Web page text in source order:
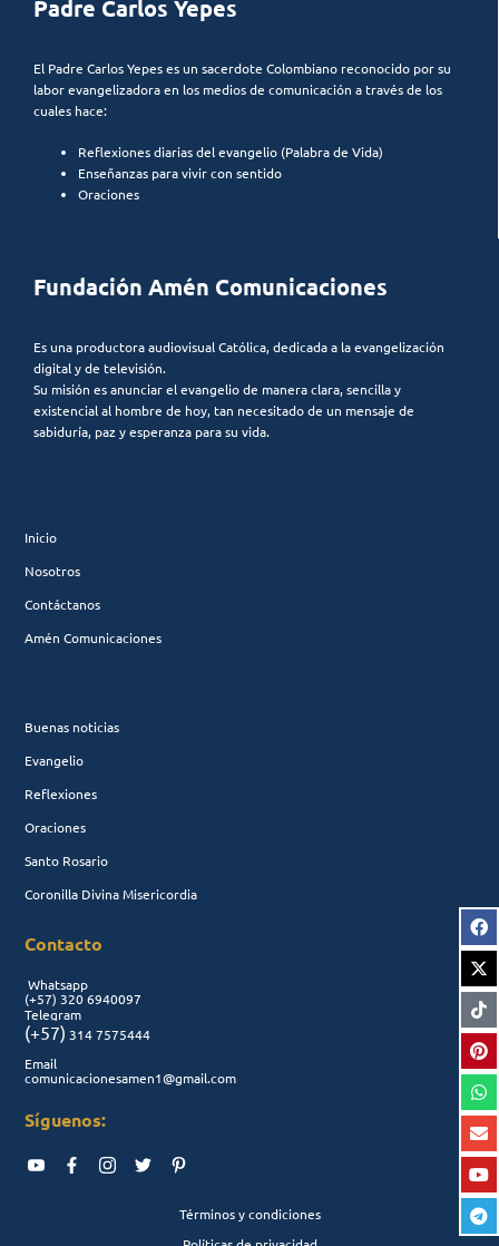
Padre Carlos Yepes
El Padre Carlos Yepes es un sacerdote Colombiano reconocido por su
labor evangelizadora en los medios de comunicación a través de los
cuales hace:
Reflexiones diarias del evangelio (Palabra de Vida)
Enseñanzas para vivir con sentido
Oraciones
Fundación Amén Comunicaciones
Es una productora audiovisual Católica, dedicada a la evangelización
digital y de televisión.
Su misión es anunciar el evangelio de manera clara, sencilla y
existencial al hombre de hoy, tan necesitado de un mensaje de
sabiduría, paz y esperanza para su vida.
Inicio
Nosotros
Contáctanos
Amén Comunicaciones
Buenas noticias
Evangelio
Reflexiones
Oraciones
Santo Rosario
Coronilla Divina Misericordia
Contacto
Whatsapp
(+57) 320 6940097
Telegram
(+57) 314 7575444
Email
comunicacionesamen1@gmail.com
Síguenos:
Términos y condiciones